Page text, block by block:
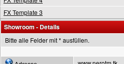
FX Template 3
Showroom - Details
Bitte alle Felder mit * ausfüllen.